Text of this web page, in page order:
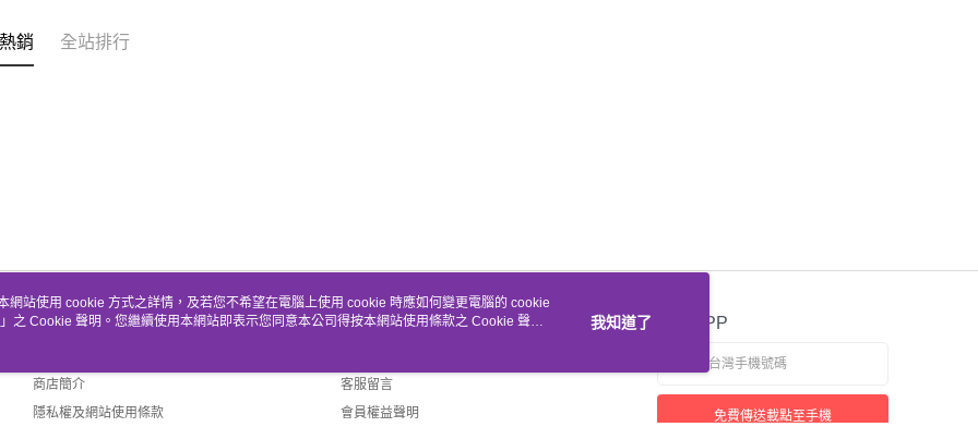
銷 全站排行
關於我們
商店簡介
隱私權及網站使用條款
客服資訊
客服留言
會員權益聲明
官方APP
免費傳送載點至手機
網站使用 cookie 方式之詳情，及若您不希望在電腦上使用 cookie 時應如何變更電腦的 cookie
」之 Cookie 聲明。您繼續使用本網站即表示您同意本公司得按本網站使用條款之 Cookie 聲明
我知道了